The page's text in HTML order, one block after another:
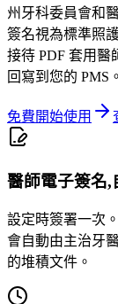
州牙科委員會和
簽名視為標準照
接待 PDF 套用
回寫到您的 PMS。
免費開始使用
醫師電子簽名,
設定時簽署一次
會自動由主治牙
的堆積文件。